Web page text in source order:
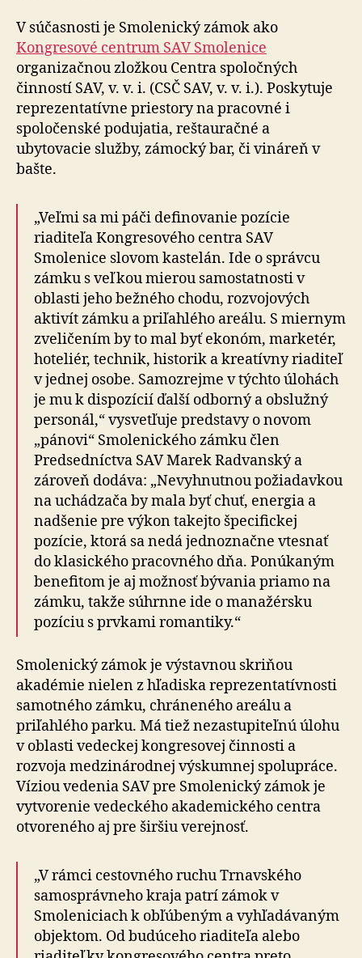
V súčasnosti je Smolenický zámok ako
Kongresové centrum SAV Smolenice
organizačnou zložkou Centra spoločných
činností SAV, v. v. i. (CSČ SAV, v. v. i.). Poskytuje
reprezentatívne priestory na pracovné i
spoločenské podujatia, reštauračné a
ubytovacie služby, zámocký bar, či vináreň v
bašte.
„Veľmi sa mi páči definovanie pozície
riaditeľa Kongresového centra SAV
Smolenice slovom kastelán. Ide o správcu
zámku s veľkou mierou samostatnosti v
oblasti jeho bežného chodu, rozvojových
aktivít zámku a priľahlého areálu. S miernym
zveličením by to mal byť ekonóm, marketér,
hoteliér, technik, historik a kreatívny riaditeľ
v jednej osobe. Samozrejme v týchto úlohách
je mu k dispozícií ďalší odborný a obslužný
personál,“ vysvetľuje predstavy o novom
„pánovi“ Smolenického zámku člen
Predsedníctva SAV Marek Radvanský a
zároveň dodáva: „Nevyhnutnou požiadavkou
na uchádzača by mala byť chuť, energia a
nadšenie pre výkon takejto špecifickej
pozície, ktorá sa nedá jednoznačne vtesnať
do klasického pracovného dňa. Ponúkaným
benefitom je aj možnosť bývania priamo na
zámku, takže súhrnne ide o manažérsku
pozíciu s prvkami romantiky.“
Smolenický zámok je výstavnou skriňou
akadémie nielen z hľadiska reprezentatívnosti
samotného zámku, chráneného areálu a
priľahlého parku. Má tiež nezastupiteľnú úlohu
v oblasti vedeckej kongresovej činnosti a
rozvoja medzinárodnej výskumnej spolupráce.
Víziou vedenia SAV pre Smolenický zámok je
vytvorenie vedeckého akademického centra
otvoreného aj pre širšiu verejnosť.
„V rámci cestovného ruchu Trnavského
samosprávneho kraja patrí zámok v
Smoleniciach k obľúbeným a vyhľadávaným
objektom. Od budúceho riaditeľa alebo